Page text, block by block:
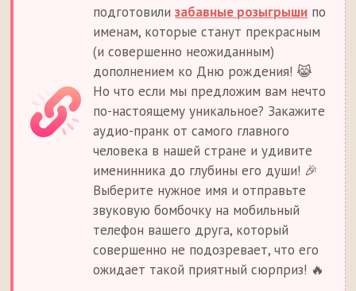
подготовилизабавные розыгрыши по
именам, которые станут прекрасным
(и совершенно неожиданным)
дополнением ко Дню рождения! 😹
Но что если мы предложим вам нечто
по-настоящему уникальное? Закажите
аудио-пранк от самого главного
человека в нашей стране и удивите
именинника до глубины его души! 🎉
Выберите нужное имя и отправьте
звуковую бомбочку на мобильный
телефон вашего друга, который
совершенно не подозревает, что его
ожидает такой приятный сюрприз! 🔥